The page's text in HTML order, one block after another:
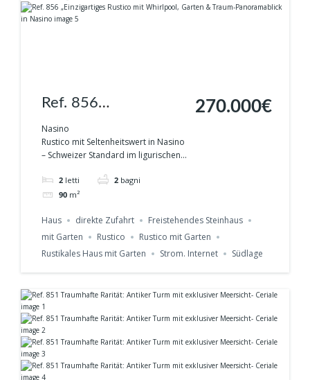
Ref. 856
„Einzigartiges Rustico
mit Whirlpool, Garten
& Traum-
Panoramablick in
Nasino
Nasino
Rustico mit Seltenheitswert in Nasino
– Schweizer Standard im ligurischen...
2 letti 2 bagni
90 m²
270.000€
Haus direkte Zufahrt
Freistehendes Steinhaus
mit Garten
Rustico
Rustico mit Garten
Rustikales Haus mit Garten
Strom. Internet Südlage